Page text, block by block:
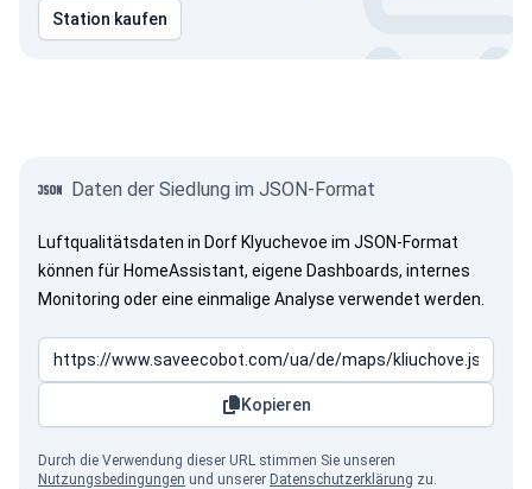
Station kaufen
Daten der Siedlung im JSON-Format
Luftqualitätsdaten in Dorf Klyuchevoe im JSON-Format
können für HomeAssistant, eigene Dashboards, internes
Monitoring oder eine einmalige Analyse verwendet werden.
Kopieren
Durch die Verwendung dieser URL stimmen Sie unseren
Nutzungsbedingungen und unserer Datenschutzerklärung zu.